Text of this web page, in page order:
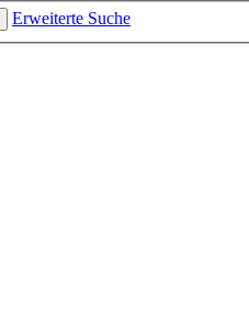
Erweiterte Suche